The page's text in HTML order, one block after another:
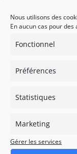
Nous utilisons des
En aucun cas pour
Fonctionnel
Préférences
Statistiques
Marketing
Gérer les services
21 h 00 min